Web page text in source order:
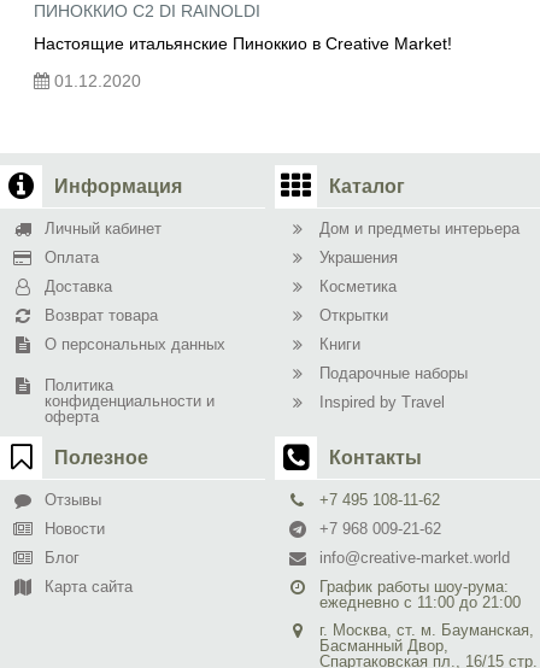
ПИНОККИО C2 DI RAINOLDI
Настоящие итальянские Пиноккио в Creative Market!
01.12.2020
Информация
Личный кабинет
Оплата
Доставка
Возврат товара
О персональных данных
Политика
конфиденциальности и
оферта
Каталог
Дом и предметы интерьера
Украшения
Косметика
Открытки
Книги
Подарочные наборы
Inspired by Travel
Полезное
Отзывы
Новости
Блог
Карта сайта
Контакты
+7 495 108-11-62
+7 968 009-21-62
info@creative-market.world
График работы шоу-рума:
ежедневно с 11:00 до 21:00
г. Москва, ст. м. Бауманская,
Басманный Двор,
Спартаковская пл., 16/15 стр.